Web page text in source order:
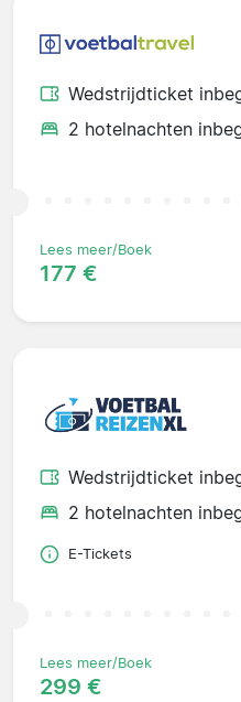
Wedstrijdticket
2 hotelnachten
Lees meer/Boek
177 €
Wedstrijdticket
2 hotelnachten
E-Tickets
Lees meer/Boek
299 €